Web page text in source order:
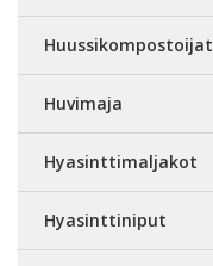
Huussikompostoijat
Huvimaja
Hyasinttimaljakot
Hyasinttiniput